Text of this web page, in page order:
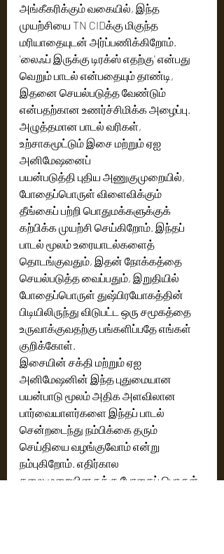
அங்கீகரிக்கும் வகையில், இந்த
முயற்சியை TN CIDக்கு மிகுந்த
மரியாதையுடன் அர்ப்பணிக்கிறோம்.
'லைஃப் இருக்கு டிரக்ஸ் எதற்கு' என்பது
வெறும் பாடல் என்பதையும் தாண்டி,
இதனை செயல்படுத்த வேண்டும்
என்பதற்கான உணர்ச்சிமிக்க அழைப்பு.
அழுத்தமான பாடல் வரிகள்,
உற்சாகமூட்டும் இசை மற்றும் ஏஐ
அனிமேஷனைப்
பயன்படுத்தி புதிய அணுகுமுறையில்,
போதைப்பொருள் விளைவிக்கும்
தீங்கைப் பற்றி பொதுமக்களுக்குக்
கற்பிக்க முயற்சி செய்கிறோம். இந்தப்
பாடல் மூலம் உரையாடல்களைத்
தொடங்குவதும், இதன் நோக்கத்தை
செயல்படுத்த வைப்பதும், இறுதியில்
போதைப்பொருள் துஷ்பிரயோகத்தின்
பிடியிலிருந்து விடுபட்ட ஒரு சமூகத்தை
உருவாக்குவதற்கு பங்களிப்பதே எங்கள்
குறிக்கோள்.
இசையின் சக்தி மற்றும் ஏஐ
அனிமேஷனின் இந்த புதுமையான
பயன்பாடு மூலம் அதிக அளவிலான
பார்வையாளர்களை இந்தப் பாடல்
சென்றடைந்து நம்பிக்கை தரும்
செய்தியை வழங்குவோம் என்று
நம்புகிறோம். எதிர்கால
தலைமுறையினருக்கு போதைப் பொருள்